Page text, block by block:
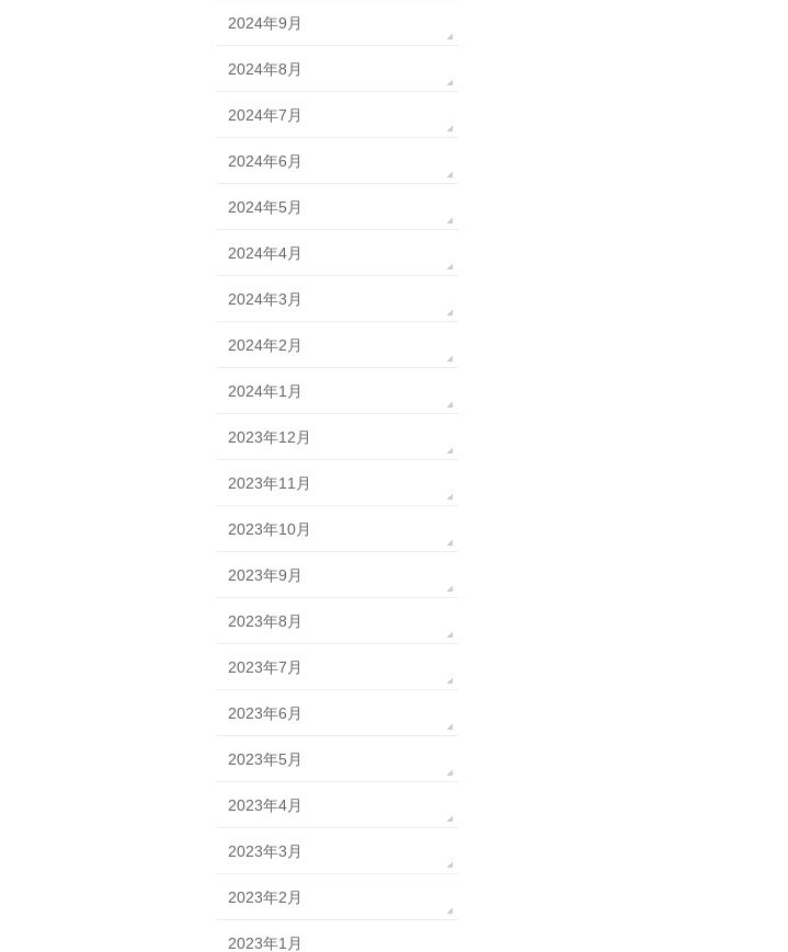
2024年9月
2024年8月
2024年7月
2024年6月
2024年5月
2024年4月
2024年3月
2024年2月
2024年1月
2023年12月
2023年11月
2023年10月
2023年9月
2023年8月
2023年7月
2023年6月
2023年5月
2023年4月
2023年3月
2023年2月
2023年1月